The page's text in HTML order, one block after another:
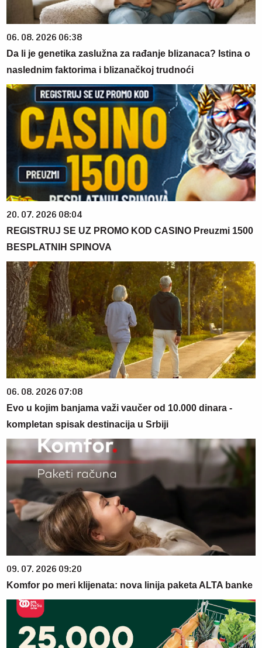
06. 08. 2026 06:38
Da li je genetika zaslužna za rađanje blizanaca? Istina o
naslednim faktorima i blizanačkoj trudnoći
20. 07. 2026 08:04
REGISTRUJ SE UZ PROMO KOD CASINO Preuzmi 1500
BESPLATNIH SPINOVA
06. 08. 2026 07:08
Evo u kojim banjama važi vaučer od 10.000 dinara -
kompletan spisak destinacija u Srbiji
09. 07. 2026 09:20
Komfor po meri klijenata: nova linija paketa ALTA banke